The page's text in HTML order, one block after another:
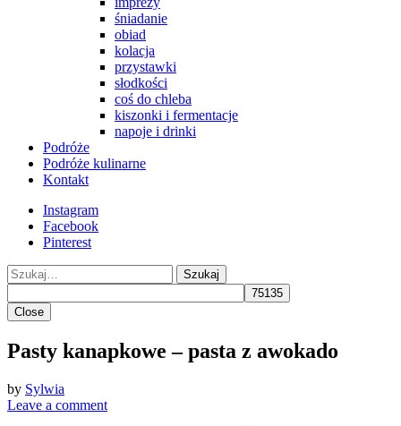
śniadanie
obiad
kolacja
przystawki
słodkości
coś do chleba
kiszonki i fermentacje
napoje i drinki
Podróże
Podróże kulinarne
Kontakt
Instagram
Facebook
Pinterest
Szukaj
Close
Pasty kanapkowe – pasta z awokado
by Sylwia
Leave a comment